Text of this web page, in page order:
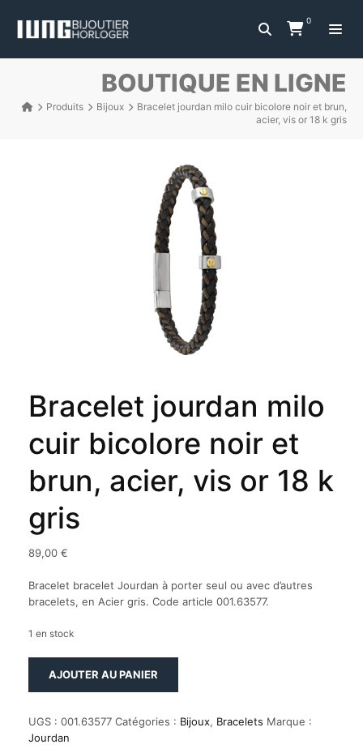
0
BOUTIQUE EN LIGNE
Produits Bijoux
Bracelet jourdan milo cuir bicolore noir et brun,
acier, vis or 18 k gris
Bracelet jourdan milo
cuir bicolore noir et
brun, acier, vis or 18 k
gris
89,00 €
Bracelet bracelet Jourdan à porter seul ou avec d’autres
bracelets, en Acier gris. Code article 001.63577.
1 en stock
milo
cuir
AJOUTER AU PANIER
UGS : 001.63577 Catégories : Bijoux, Bracelets Marque :
Jourdan